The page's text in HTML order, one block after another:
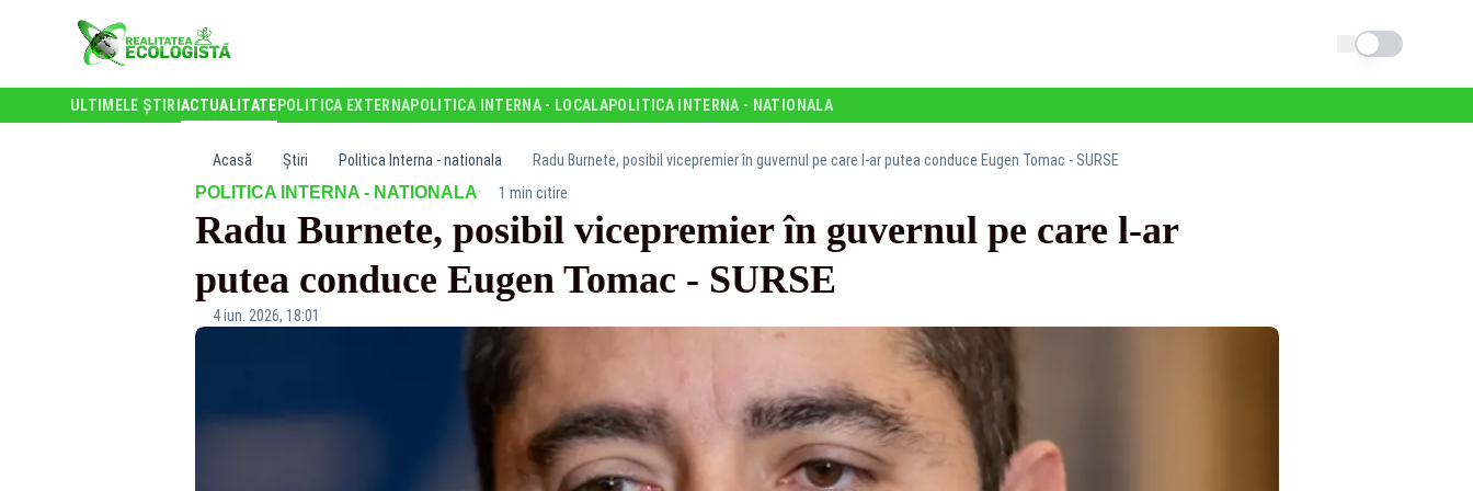
Schimba tema
ULTIMELE ȘTIRI ACTUALITATE POLITICA EXTERNAPOLITICA INTERNA - LOCALAPOLITICA INTERNA - NATIONALA
Acasă Știri Politica Interna - nationala Radu Burnete, posibil vicepremier în guvernul pe care l-ar putea conduce Eugen Tomac - SURSE
POLITICA INTERNA - NATIONALA· 1 min citire
Radu Burnete, posibil vicepremier în guvernul pe care l-ar
putea conduce Eugen Tomac - SURSE
4 iun. 2026, 18:01